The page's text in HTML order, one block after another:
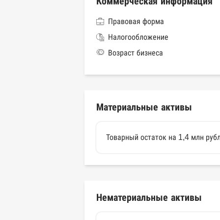
Правовая форма
Налогообложение
Возраст бизнеса
Материальные активы
Товарный остаток на 1,4 млн
Нематериальные активы